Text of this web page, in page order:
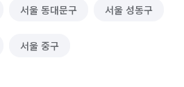
서울 동대문구 서울 성동구
서울 중구